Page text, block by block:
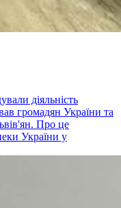
діяльність
громадян України та
Про це
України у